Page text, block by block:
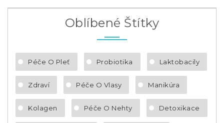
Oblíbené Štítky
Péče O Pleť Probiotika Laktobacily
Zdraví Péče O Vlasy Manikúra
Kolagen Péče O Nehty Detoxikace